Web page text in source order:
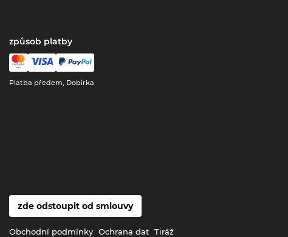
způsob platby
Platba předem, Dobírka
zde odstoupit od smlouvy
Obchodní podmínky Ochrana dat Tiráž